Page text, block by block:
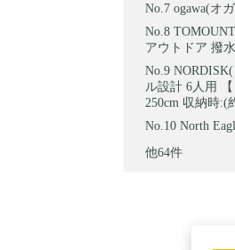
ogawa(オ
アウトドア 撥
ル設計 6人用
250cm 収納時:(
North
他64件